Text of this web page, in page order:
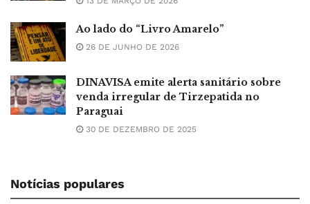
Ao lado do “Livro Amarelo”
26 DE JUNHO DE 2026
DINAVISA emite alerta sanitário sobre
venda irregular de Tirzepatida no
Paraguai
30 DE DEZEMBRO DE 2025
Notícias populares